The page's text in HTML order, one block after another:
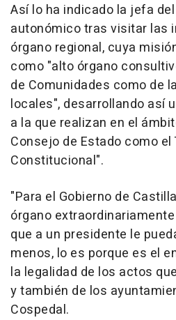
Así lo ha indicado la jefa
autonómico tras visitar las
órgano regional, cuya
como "alto órgano
de Comunidades como de
locales", desarrollando así
a la que realizan en el
Consejo de Estado como el
Constitucional".
"Para el Gobierno de
órgano
que a un presidente le
menos, lo es porque es el
la legalidad de los actos
y también de los
Cospedal.